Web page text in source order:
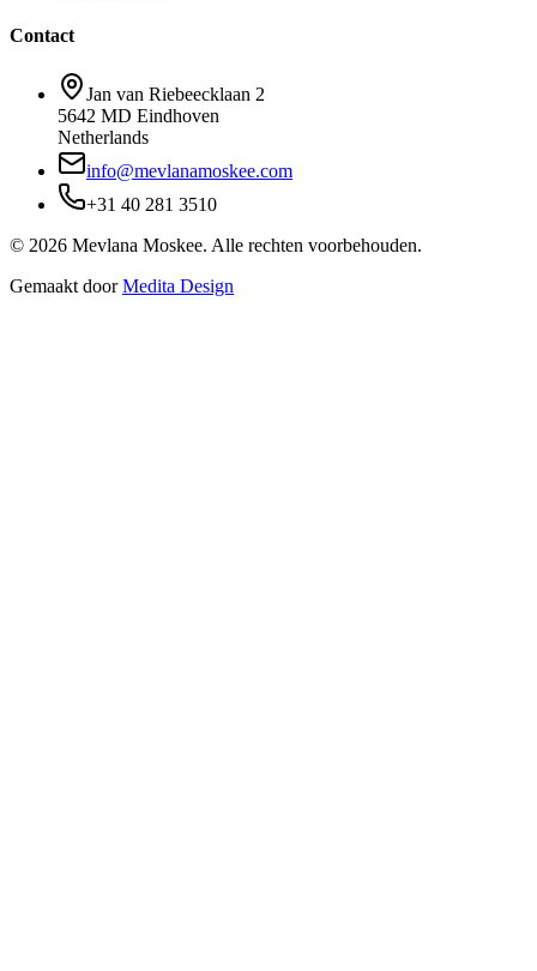
Contact
Jan van Riebeecklaan 2
5642 MD Eindhoven
Netherlands
info@mevlanamoskee.com
+31 40 281 3510
© 2026 Mevlana Moskee. Alle rechten voorbehouden.
Gemaakt door Medita Design